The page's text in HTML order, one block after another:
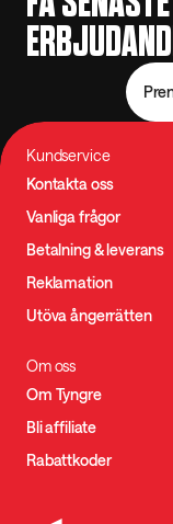
Kundservice
Kontakta oss
Vanliga frågor
Betalning & leverans
Reklamation
Utöva ångerrätten
Om oss
Om Tyngre
Bli affiliate
Rabattkoder